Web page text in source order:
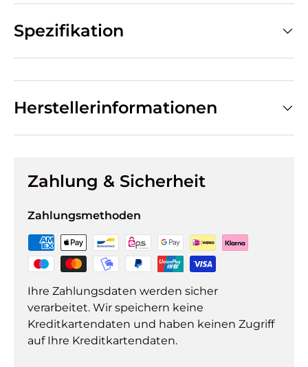
Spezifikation
Herstellerinformationen
Zahlung & Sicherheit
Zahlungsmethoden
Ihre Zahlungsdaten werden sicher
verarbeitet. Wir speichern keine
Kreditkartendaten und haben keinen Zugriff
auf Ihre Kreditkartendaten.